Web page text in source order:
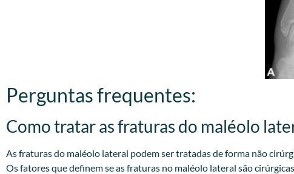
Perguntas frequentes:
Como tratar as fraturas do maléolo
As fraturas do maléolo lateral podem ser tratadas de forma não
Os fatores que definem se as fraturas no maléolo lateral são